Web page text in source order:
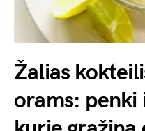
Žalias
orams: penki